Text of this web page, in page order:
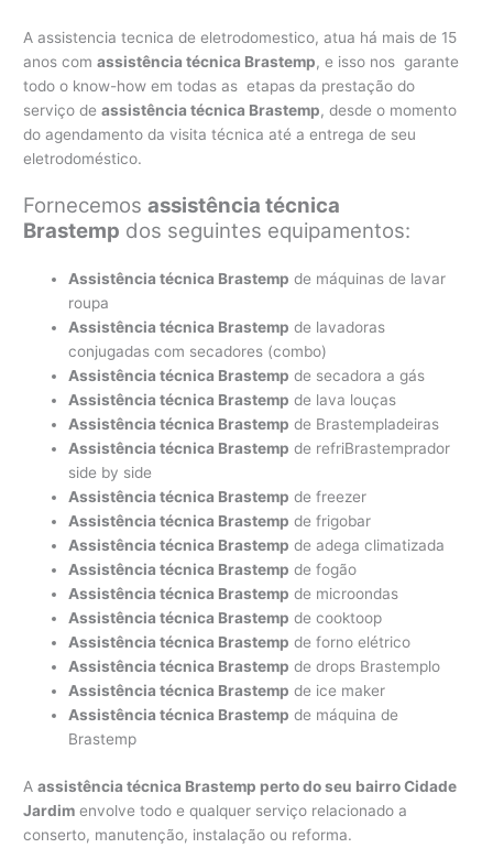
A assistencia tecnica de eletrodomestico, atua há mais de 15
anos comassistência técnica Brastemp, e isso nos garante
todo o know-how em todas as etapas da prestação do
serviço deassistência técnica Brastemp, desde o momento
do agendamento da visita técnica até a entrega de seu
eletrodoméstico.
Fornecemosassistência técnica
Brastemp dos seguintes equipamentos:
Assistência técnica Brastemp de máquinas de lavar
roupa
Assistência técnica Brastemp de lavadoras
conjugadas com secadores (combo)
Assistência técnica Brastemp de secadora a gás
Assistência técnica Brastemp de lava louças
Assistência técnica Brastemp de Brastempladeiras
Assistência técnica Brastemp de refriBrastemprador
side by side
Assistência técnica Brastemp de freezer
Assistência técnica Brastemp de frigobar
Assistência técnica Brastemp de adega climatizada
Assistência técnica Brastemp de fogão
Assistência técnica Brastemp de microondas
Assistência técnica Brastemp de cooktoop
Assistência técnica Brastemp de forno elétrico
Assistência técnica Brastemp de drops Brastemplo
Assistência técnica Brastemp de ice maker
Assistência técnica Brastemp de máquina de
Brastemp
Aassistência técnica Brastemp perto do seu bairro Cidade
Jardim envolve todo e qualquer serviço relacionado a
conserto, manutenção, instalação ou reforma.